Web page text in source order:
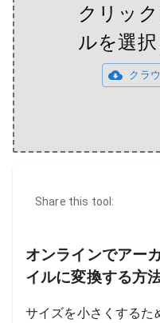
クリッ
ルを選択
クラ
Share this tool:
オンラインでアー
イルに変換する方
サイズを小さくするた